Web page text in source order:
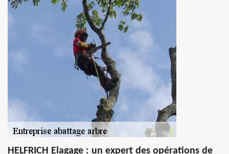
HELFRICH Elagage : un expert des opérations de